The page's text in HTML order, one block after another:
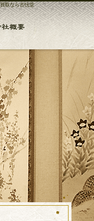
取なら古忨堂